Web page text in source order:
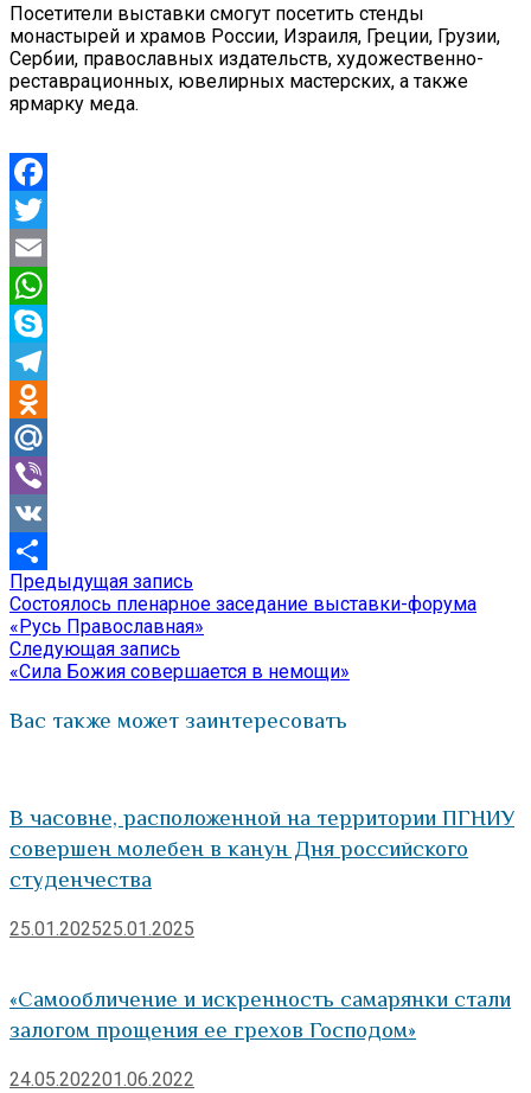
Посетители выставки смогут посетить стенды
монастырей и храмов России, Израиля, Греции, Грузии,
Сербии, православных издательств, художественно-
реставрационных, ювелирных мастерских, а также
ярмарку меда.
Facebook
Twitter
Email
WhatsApp
Skype
Telegram
Odnoklassniki
Mail.Ru
Viber
VK
Отправить
Навигация
по
записям
Предыдущая запись
запись:
Состоялось пленарное заседание выставки-форума
«Русь Православная»
Следующая запись
запись:
«Сила Божия совершается в немощи»
Вас также может заинтересовать
В часовне, расположенной на территории ПГНИУ
совершен молебен в канун Дня российского
студенчества
25.01.202525.01.2025
«Самообличение и искренность самарянки стали
залогом прощения ее грехов Господом»
24.05.202201.06.2022